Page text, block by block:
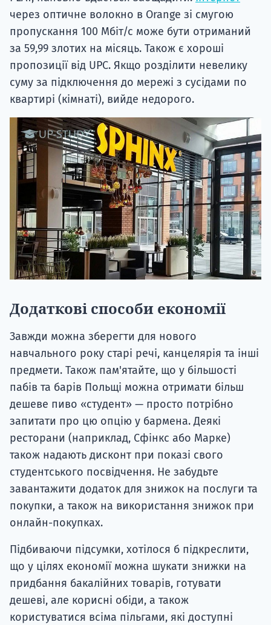
через оптичне волокно в Orange зі смугою
пропускання 100 Мбіт/с може бути отриманий
за 59,99 злотих на місяць. Також є хороші
пропозиції від UPC. Якщо розділити невелику
суму за підключення до мережі з сусідами по
квартирі (кімнаті), вийде недорого.
Додаткові способи економії
Завжди можна зберегти для нового
навчального року старі речі, канцелярія та інші
предмети. Також пам'ятайте, що у більшості
пабів та барів Польщі можна отримати більш
дешеве пиво «студент» — просто потрібно
запитати про цю опцію у бармена. Деякі
ресторани (наприклад, Сфінкс або Марке)
також надають дисконт при показі свого
студентського посвідчення. Не забудьте
завантажити додаток для знижок на послуги та
покупки, а також на використання знижок при
онлайн-покупках.
Підбиваючи підсумки, хотілося б підкреслити,
що у цілях економії можна шукати знижки на
придбання бакалійних товарів, готувати
дешеві, але корисні обіди, а також
користуватися всіма пільгами, які доступні